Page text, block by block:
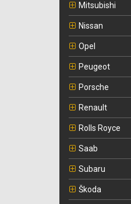
Mitsubishi
Nissan
Opel
Peugeot
Porsche
Renault
Rolls Royce
Saab
Subaru
Škoda